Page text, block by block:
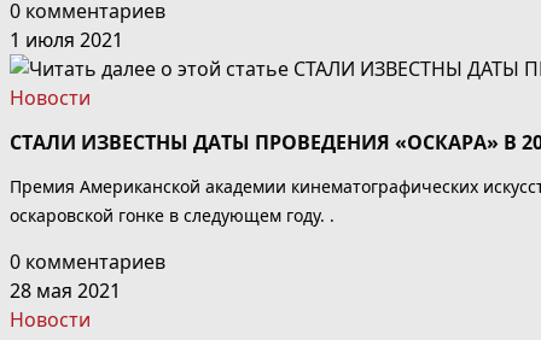
0 комментариев
1 июля 2021
Новости
СТАЛИ ИЗВЕСТНЫ ДАТЫ ПРОВЕДЕНИЯ «ОСКАРА» В
Премия Американской академии кинематографических
оскаровской гонке в следующем году. .
0 комментариев
28 мая 2021
Новости